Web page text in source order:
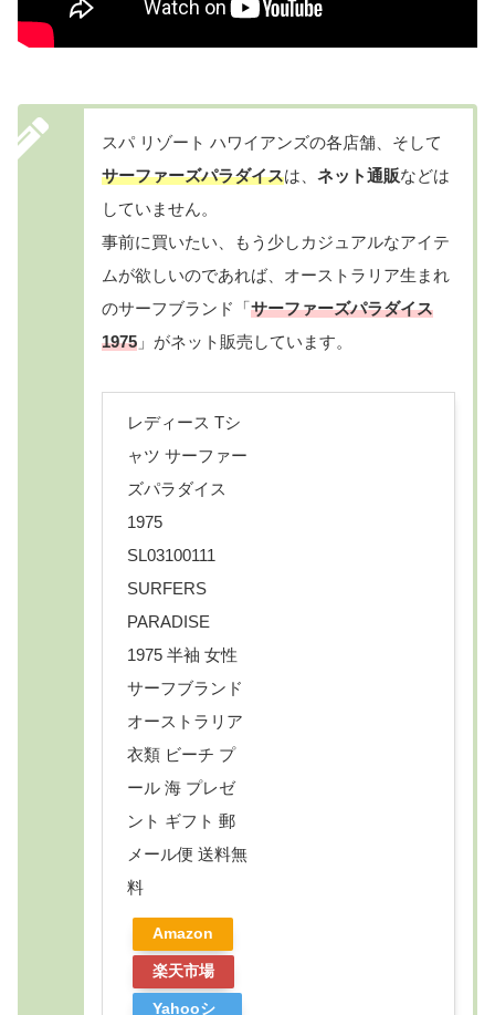
スパ リゾート ハワイアンズの各店舗、そして
サーファーズパラダイスは、 ネット通販などは
していません。
事前に買いたい、もう少しカジュアルなアイテ
ムが欲しいのであれば、オーストラリア生まれ
のサーフブランド「サーファーズパラダイス
1975 」がネット販売しています。
レディース Tシ
ャツ サーファー
ズパラダイス
1975
SL03100111
SURFERS
PARADISE
1975 半袖 女性
サーフブランド
オーストラリア
衣類 ビーチ プ
ール 海 プレゼ
ント ギフト 郵
メール便 送料無
料
Amazon
楽天市場
Yahooシ